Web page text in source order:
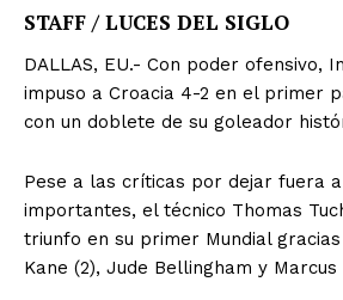
STAFF / LUCES DEL SIGLO
DALLAS, EU.- Con poder ofensivo,
impuso a Croacia 4-2 en el primer
con un doblete de su goleador
Pese a las críticas por dejar fuera
importantes, el técnico Thomas
triunfo en su primer Mundial
Kane (2), Jude Bellingham y Marcus